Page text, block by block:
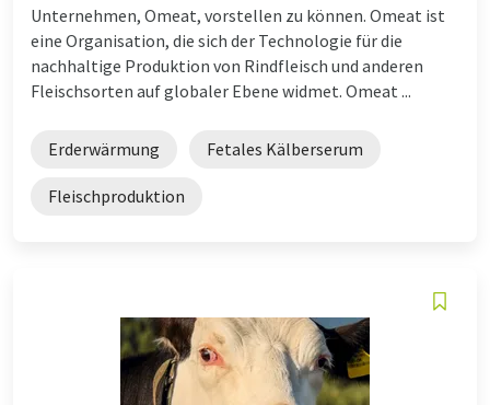
Unternehmen, Omeat, vorstellen zu können. Omeat ist
eine Organisation, die sich der Technologie für die
nachhaltige Produktion von Rindfleisch und anderen
Fleischsorten auf globaler Ebene widmet. Omeat ...
Erderwärmung Fetales Kälberserum
Fleischproduktion